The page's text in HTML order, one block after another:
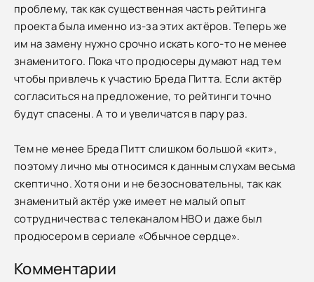
проблему, так как существенная часть рейтинга
проекта была именно из-за этих актёров. Теперь же
им на замену нужно срочно искать кого-то не менее
знаменитого. Пока что продюсеры думают над тем
чтобы привлечь к участию Бреда Питта. Если актёр
согласиться на предложение, то рейтинги точно
будут спасены. А то и увеличатся в пару раз.
Тем не менее Бреда Питт слишком большой «кит»,
поэтому лично мы относимся к данным слухам весьма
скептично. Хотя они и не безосновательны, так как
знаменитый актёр уже имеет не малый опыт
сотрудничества с телеканалом HBO и даже был
продюсером в сериале «Обычное сердце».
Комментарии